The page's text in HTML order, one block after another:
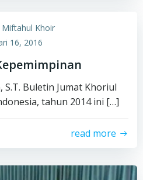
Miftahul Khoir
16, 2016
S.T. Buletin Jumat Khoriul
tahun 2014 ini […]
read more